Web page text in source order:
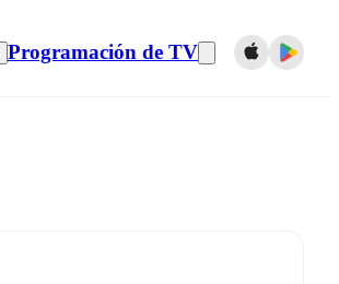
Programación de TV